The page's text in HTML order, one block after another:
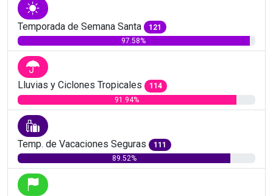
Temporada de Semana Santa
121
97.58%
Lluvias y Ciclones Tropicales
114
91.94%
Temp. de Vacaciones Seguras
111
89.52%